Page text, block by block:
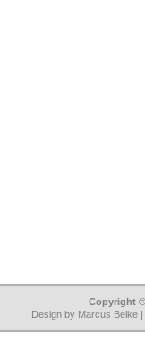
Copyright
Design by Marcus Belke